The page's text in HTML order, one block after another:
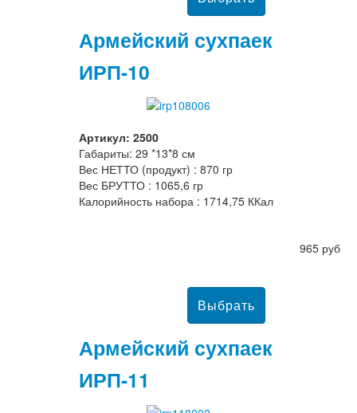
Армейский сухпаек
ИРП-10
Артикул: 2500
Габариты: 29 *13*8 см
Вес НЕТТО (продукт) : 870 гр
Вес БРУТТО : 1065,6 гр
Калорийность набора : 1714,75 ККал
965 руб
Армейский сухпаек
ИРП-11